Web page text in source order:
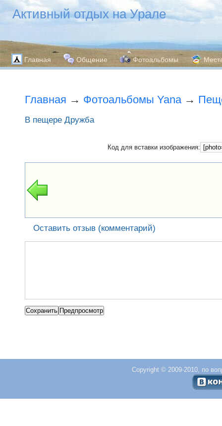
Активный отдых на Урале
Главная Общение Фотоальбомы
Главная → Фотоальбомы Yana→
В пещере Дружба
Код для вставки изображения:
Оставить отзыв (комментарий)
Copyright © 2009-2010, по